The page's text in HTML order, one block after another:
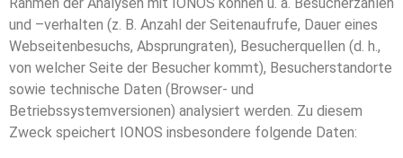
und –verhalten (z. B. Anzahl der Seitenaufrufe, Dauer eines
Webseitenbesuchs, Absprungraten), Besucherquellen (d. h.,
von welcher Seite der Besucher kommt), Besucherstandorte
sowie technische Daten (Browser- und
Betriebssystemversionen) analysiert werden. Zu diesem
Zweck speichert IONOS insbesondere folgende Daten: